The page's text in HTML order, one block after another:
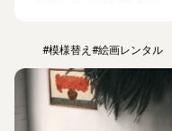
#模様替え #絵画レンタル